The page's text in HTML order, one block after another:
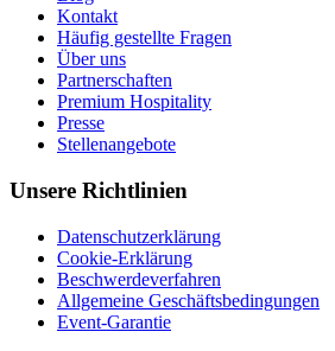
Kontakt
Häufig gestellte Fragen
Über uns
Partnerschaften
Premium Hospitality
Presse
Stellenangebote
Unsere Richtlinien
Datenschutzerklärung
Cookie-Erklärung
Beschwerdeverfahren
Allgemeine Geschäftsbedingungen
Event-Garantie